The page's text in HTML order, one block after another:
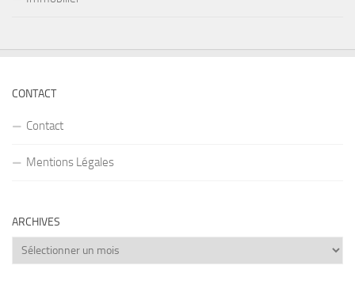
CONTACT
Contact
Mentions Légales
ARCHIVES
Archives